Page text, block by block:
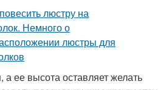
ее высота оставляет желать